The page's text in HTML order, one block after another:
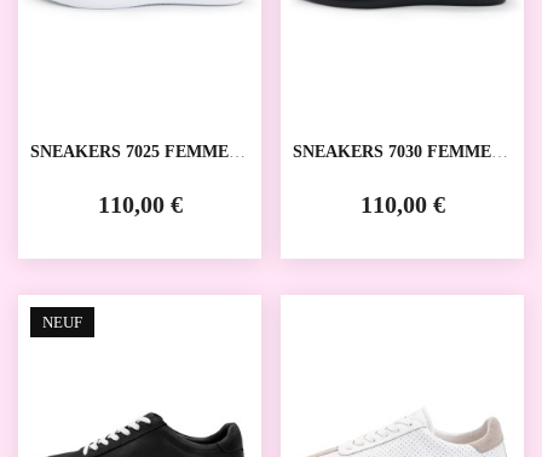
SNEAKERS 7025 FEMMES
110,00 €
SNEAKERS 7030 FEMMES
110,00 €
NEUF